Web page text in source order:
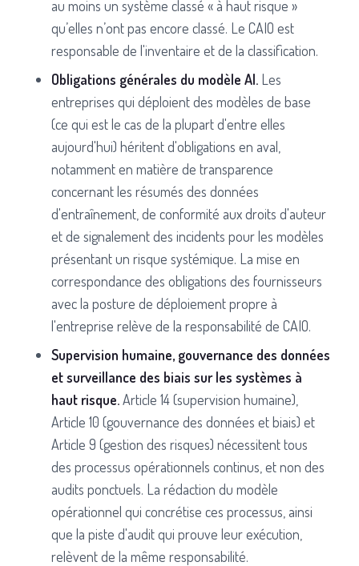
au moins un système classé « à haut risque »
qu’elles n’ont pas encore classé. Le CAIO est
responsable de l'inventaire et de la classification.
Obligations générales du modèle AI. Les
entreprises qui déploient des modèles de base
(ce qui est le cas de la plupart d'entre elles
aujourd'hui) héritent d'obligations en aval,
notamment en matière de transparence
concernant les résumés des données
d'entraînement, de conformité aux droits d'auteur
et de signalement des incidents pour les modèles
présentant un risque systémique. La mise en
correspondance des obligations des fournisseurs
avec la posture de déploiement propre à
l'entreprise relève de la responsabilité de CAIO.
Supervision humaine, gouvernance des données
et surveillance des biais sur les systèmes à
haut risque.Article 14 (supervision humaine),
Article 10 (gouvernance des données et biais) et
Article 9 (gestion des risques) nécessitent tous
des processus opérationnels continus, et non des
audits ponctuels. La rédaction du modèle
opérationnel qui concrétise ces processus, ainsi
que la piste d'audit qui prouve leur exécution,
relèvent de la même responsabilité.